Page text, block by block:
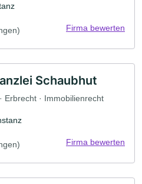
Firma bewerten
Schaubhut
Erbrecht · Immobilienrecht
Firma bewerten